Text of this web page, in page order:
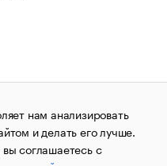
авторских прав
1995–2026.Сообщения
«РБК»
по надзору в сфере
и массовых
нам анализировать
и делать его лучше.
соглашаетесь с